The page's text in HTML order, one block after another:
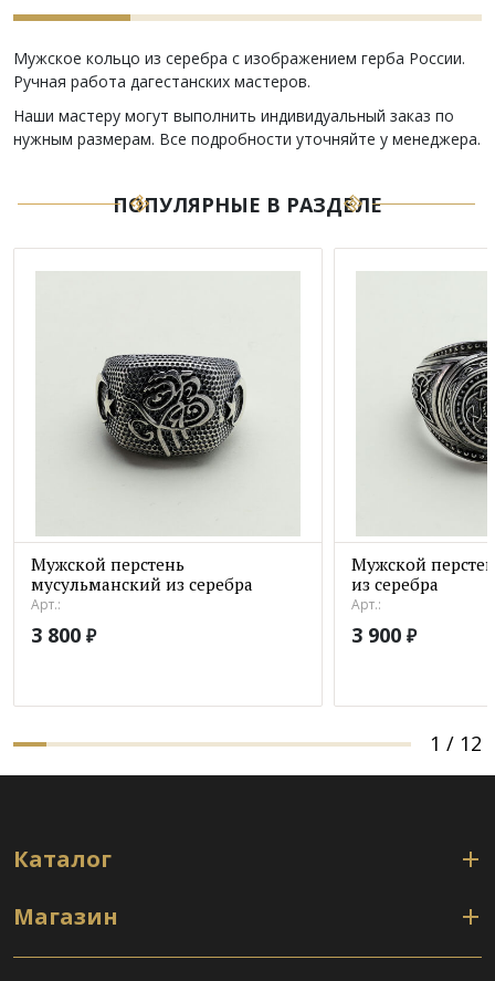
Мужское кольцо из серебра с изображением герба России.
Ручная работа дагестанских мастеров.
Наши мастеру могут выполнить индивидуальный заказ по
нужным размерам. Все подробности уточняйте у менеджера.
ПОПУЛЯРНЫЕ В РАЗДЕЛЕ
Мужской перстень
мусульманский из серебра
Арт.:
3 800 ₽
Мужской
из серебра
Арт.:
3 900 ₽
1 / 12
Каталог
Магазин